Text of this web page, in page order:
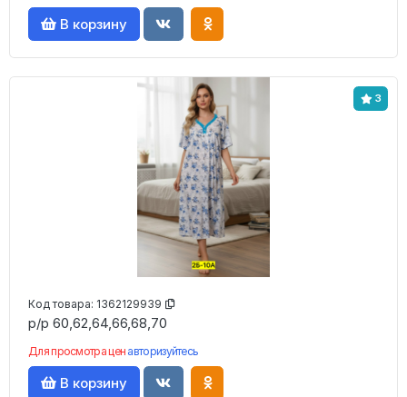
В корзину
3
Код товара: 1362129939
р/р 60,62,64,66,68,70
Для просмотра цен авторизуйтесь
В корзину